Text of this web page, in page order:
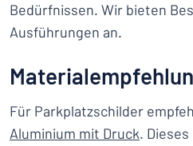
Bedürfnissen. Wir bieten
Ausführungen an.
Für Parkplatzschilder
Aluminium mit Druck.